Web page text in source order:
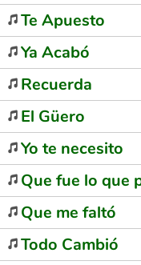
Te Apuesto
Ya Acabó
Recuerda
El Güero
Yo te necesito
Que fue lo que
Que me faltó
Todo Cambió